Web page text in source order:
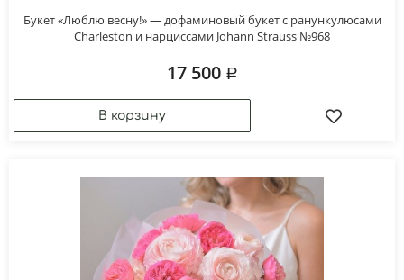
Букет «Люблю весну!» — дофаминовый букет с ранункулюсами
Charleston и нарциссами Johann Strauss №968
17 500